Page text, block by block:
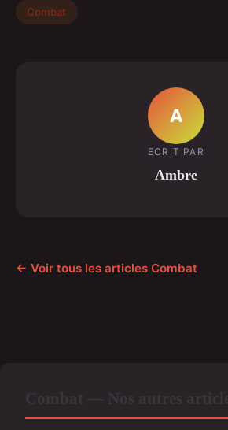
Combat
A
ECRIT PAR
Ambre
← Voir tous les articles Combat